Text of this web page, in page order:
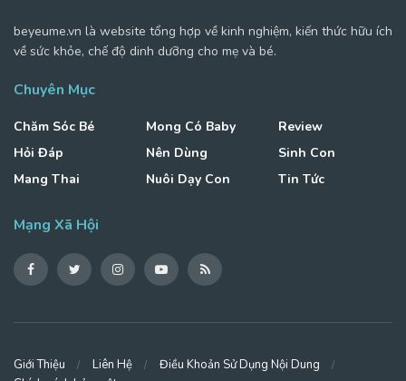
beyeume.vn là website tổng hợp về kinh nghiệm, kiến thức hữu ích
về sức khỏe, chế độ dinh dưỡng cho mẹ và bé.
Chuyên Mục
Chăm Sóc Bé
Hỏi Đáp
Mang Thai
Mong Có Baby
Nên Dùng
Nuôi Dạy Con
Review
Sinh Con
Tin Tức
Mạng Xã Hội
Giới Thiệu Liên Hệ
Điều Khoản Sử Dụng Nội Dung